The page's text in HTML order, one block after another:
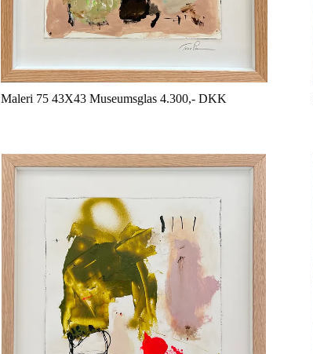
Maleri 75 43X43 Museumsglas 4.300,- DKK